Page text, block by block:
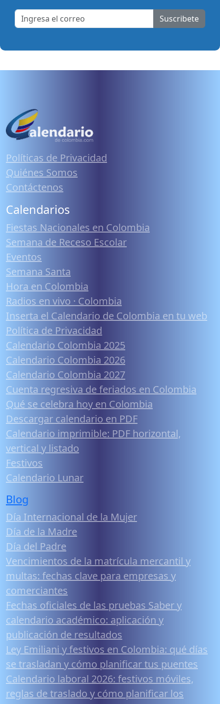
Suscribete
Políticas de Privacidad
Quiénes Somos
Contáctenos
Calendarios
Fiestas Nacionales en Colombia
Semana de Receso Escolar
Eventos
Semana Santa
Hora en Colombia
Radios en vivo · Colombia
Inserta el Calendario de Colombia en tu web
Política de Privacidad
Calendario Colombia 2025
Calendario Colombia 2026
Calendario Colombia 2027
Cuenta regresiva de feriados en Colombia
Qué se celebra hoy en Colombia
Descargar calendario en PDF
Calendario imprimible: PDF horizontal,
vertical y listado
Festivos
Calendario Lunar
Blog
Día Internacional de la Mujer
Día de la Madre
Día del Padre
Vencimientos de la matrícula mercantil y
multas: fechas clave para empresas y
comerciantes
Fechas oficiales de las pruebas Saber y
calendario académico: aplicación y
publicación de resultados
Ley Emiliani y festivos en Colombia: qué días
se trasladan y cómo planificar tus puentes
Calendario laboral 2026: festivos móviles,
reglas de traslado y cómo planificar los